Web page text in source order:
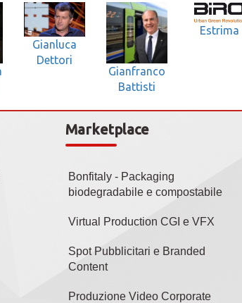
Gianluca
Dettori
Gianfranco
Battisti
Estrima
Marketplace
Bonfitaly - Packaging
biodegradabile e compostabile
Virtual Production CGI e VFX
Spot Pubblicitari e Branded
Content
Produzione Video Corporate